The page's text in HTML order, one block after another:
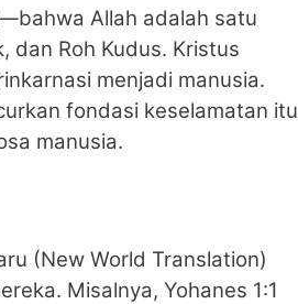
Allah adalah satu
dan Roh Kudus. Kristus
menjadi manusia.
fondasi keselamatan itu
manusia.
(New World Translation)
Misalnya, Yohanes 1:1